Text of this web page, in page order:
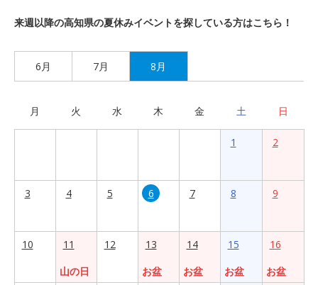
来週以降の高知県の夏休みイベントを探している方はこちら！
6月 7月 8月
月 火 水 木 金 土 日
1 2
3 4 5 6 7 8 9
10
11
山の日
12
13
お盆
14
お盆
15
お盆
16
お盆